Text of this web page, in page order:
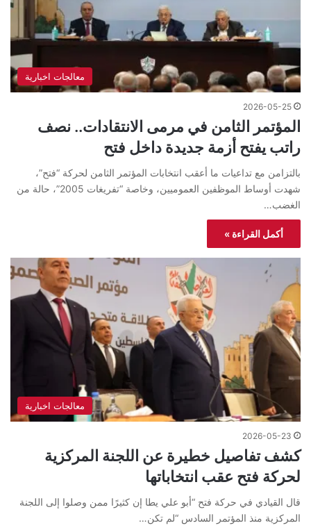
معالجات اخبارية
2026-05-25
المؤتمر الثامن في مرمى الانتقادات.. نصف
راتب يفتح أزمة جديدة داخل فتح
بالتزامن مع تداعيات ما أعقب انتخابات المؤتمر الثامن لحركة “فتح”،
شهدت أوساط الموظفين العموميين، وخاصة “تفريغات 2005”، حالة من
الغضب…
أكمل القراءة »
معالجات اخبارية
2026-05-23
كشف تفاصيل خطيرة عن اللجنة المركزية
لحركة فتح عقب انتخاباتها
قال القيادي في حركة فتح “أبو علي يطا إن كثيرًا ممن وصلوا إلى اللجنة
المركزية منذ المؤتمر السادس “لم تكن…